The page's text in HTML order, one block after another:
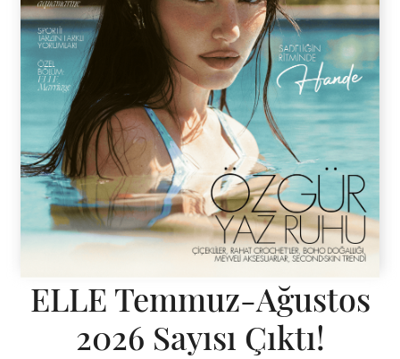
ELLE Temmuz-Ağustos
2026 Sayısı Çıktı!